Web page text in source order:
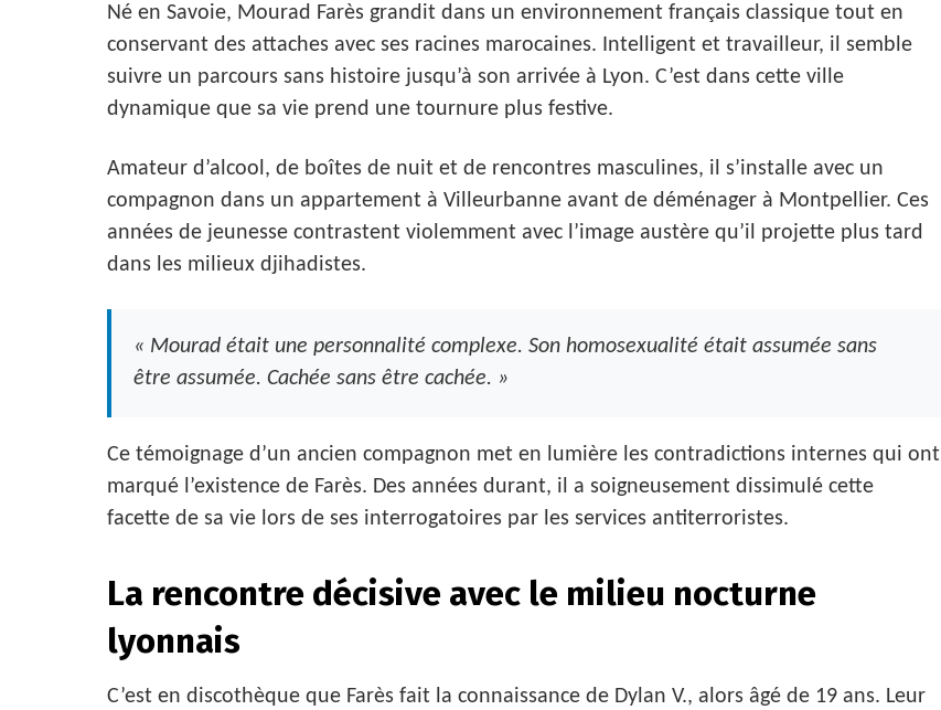
Né en Savoie, Mourad Farès grandit dans un environnement français classique tout en
conservant des attaches avec ses racines marocaines. Intelligent et travailleur, il semble
suivre un parcours sans histoire jusqu’à son arrivée à Lyon. C’est dans cette ville
dynamique que sa vie prend une tournure plus festive.
Amateur d’alcool, de boîtes de nuit et de rencontres masculines, il s’installe avec un
compagnon dans un appartement à Villeurbanne avant de déménager à Montpellier. Ces
années de jeunesse contrastent violemment avec l’image austère qu’il projette plus tard
dans les milieux djihadistes.
« Mourad était une personnalité complexe. Son homosexualité était assumée sans
être assumée. Cachée sans être cachée. »
Ce témoignage d’un ancien compagnon met en lumière les contradictions internes qui ont
marqué l’existence de Farès. Des années durant, il a soigneusement dissimulé cette
facette de sa vie lors de ses interrogatoires par les services antiterroristes.
La rencontre décisive avec le milieu nocturne
lyonnais
C’est en discothèque que Farès fait la connaissance de Dylan V., alors âgé de 19 ans. Leur